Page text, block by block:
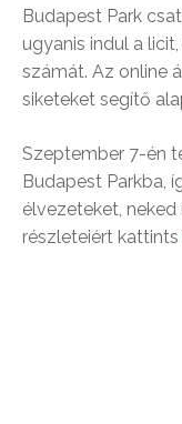
Budapest Park
ugyanis indul a
számát. Az online
siketeket segítő
Szeptember 7-én
Budapest Parkba,
élvezeteket,
részleteiért kattints